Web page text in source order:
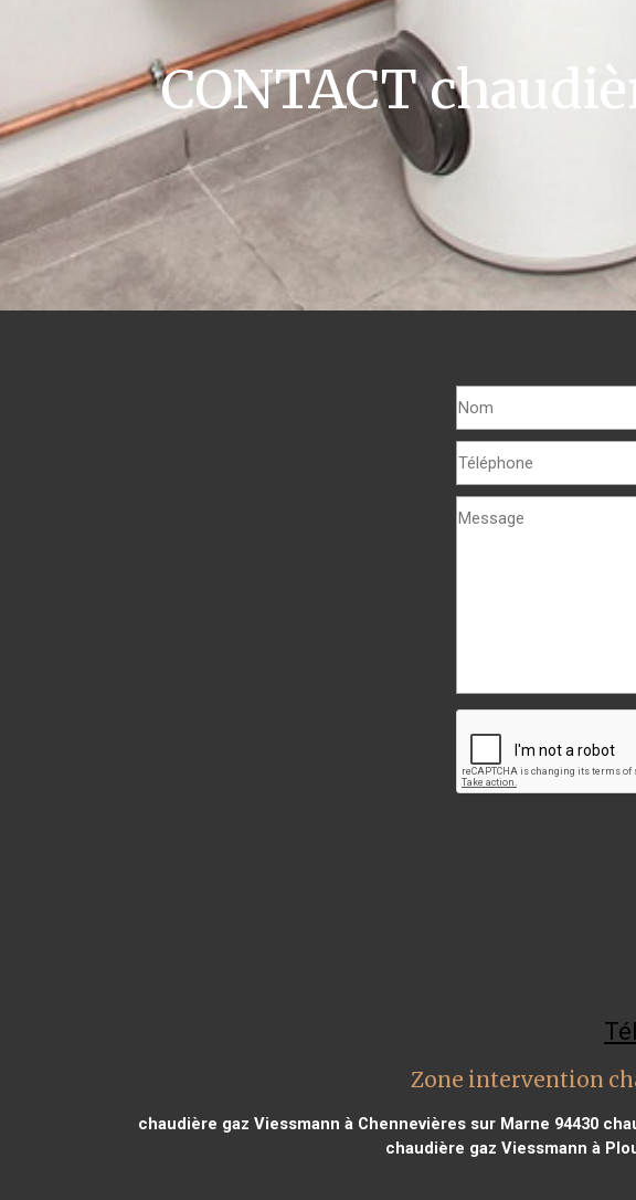
CONTACT
Zone intervention
chaudière gaz Viessmann à Chennevières sur Marne 94430
chaudière gaz Viessmann à